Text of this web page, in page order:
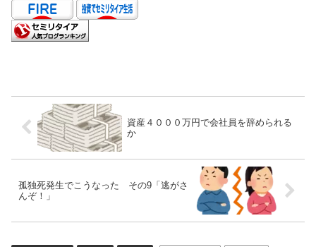
資産４０００万円で会社員を辞められる
か
孤独死発生でこうなった その9「逃がさ
んぞ！」